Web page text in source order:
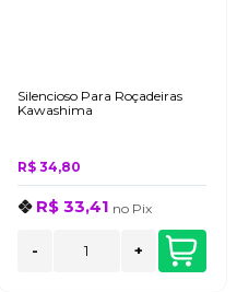
Silencioso Para Roçadeiras
Kawashima
R$ 34,80
R$ 33,41 no Pix
- +